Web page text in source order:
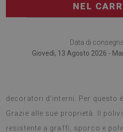
NEL
Data di
Giovedì, 13 Agosto 2026 -
decoratori d’interni. Per questo
Grazie alle sue proprietà. Il
resistente a graffi, sporco e